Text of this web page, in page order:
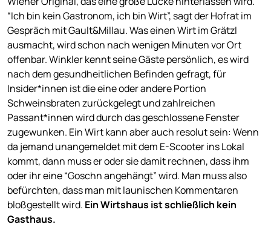
“Ich bin kein Gastronom, ich bin Wirt”, sagt der Hofrat im
Gespräch mit Gault&Millau. Was einen Wirt im Grätzl
ausmacht, wird schon nach wenigen Minuten vor Ort
offenbar. Winkler kennt seine Gäste persönlich, es wird
nach dem gesundheitlichen Befinden gefragt, für
Insider*innen ist die eine oder andere Portion
Schweinsbraten zurückgelegt und zahlreichen
Passant*innen wird durch das geschlossene Fenster
zugewunken. Ein Wirt kann aber auch resolut sein: Wenn
da jemand unangemeldet mit dem E-Scooter ins Lokal
kommt, dann muss er oder sie damit rechnen, dass ihm
oder ihr eine “Goschn angehängt” wird. Man muss also
befürchten, dass man mit launischen Kommentaren
bloßgestellt wird. Ein Wirtshaus ist schließlich kein
Gasthaus.